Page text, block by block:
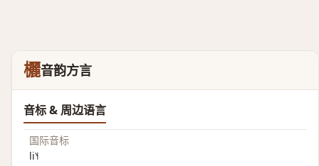
欐音韵方言
音标 & 周边语言
国际音标
li˥˧